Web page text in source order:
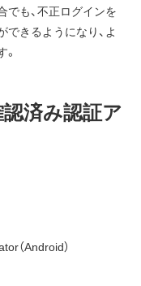
も、不正ログインを
きるようになり、よ
認済み認証ア
（Android）